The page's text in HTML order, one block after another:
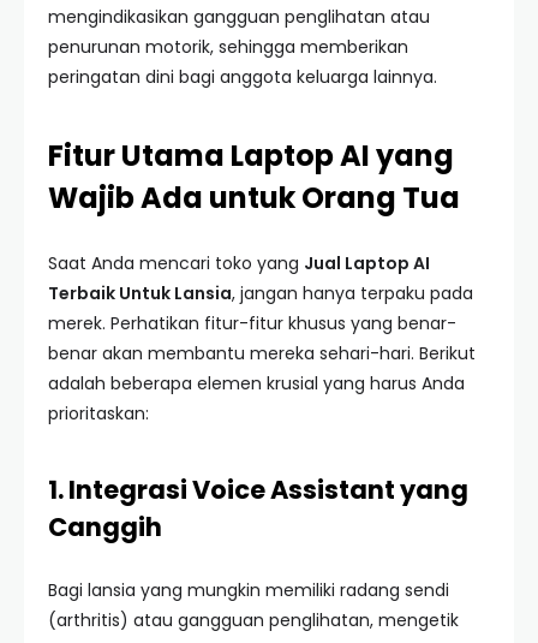
mengindikasikan gangguan penglihatan atau
penurunan motorik, sehingga memberikan
peringatan dini bagi anggota keluarga lainnya.
Fitur Utama Laptop AI yang
Wajib Ada untuk Orang Tua
Saat Anda mencari toko yang Jual Laptop AI
Terbaik Untuk Lansia, jangan hanya terpaku pada
merek. Perhatikan fitur-fitur khusus yang benar-
benar akan membantu mereka sehari-hari. Berikut
adalah beberapa elemen krusial yang harus Anda
prioritaskan:
1. Integrasi Voice Assistant yang
Canggih
Bagi lansia yang mungkin memiliki radang sendi
(arthritis) atau gangguan penglihatan, mengetik